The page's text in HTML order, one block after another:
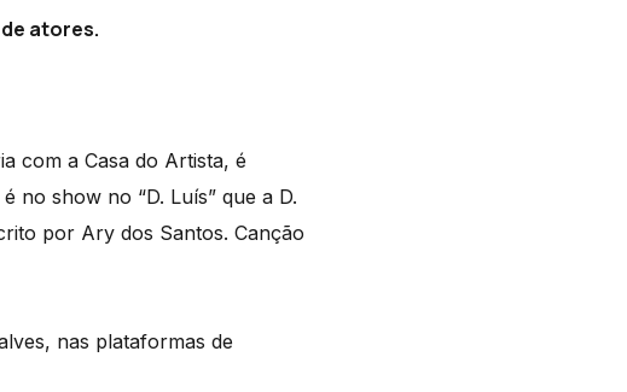
atores.
com a Casa do Artista, é
no show no “D. Luís” que a D.
por Ary dos Santos. Canção
nas plataformas de